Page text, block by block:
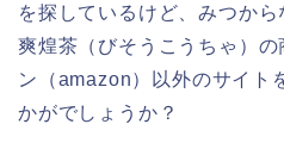
を探しているけど、みつか
爽煌茶（びそうこうちゃ）
ン（amazon）以外のサイト
かがでしょうか？